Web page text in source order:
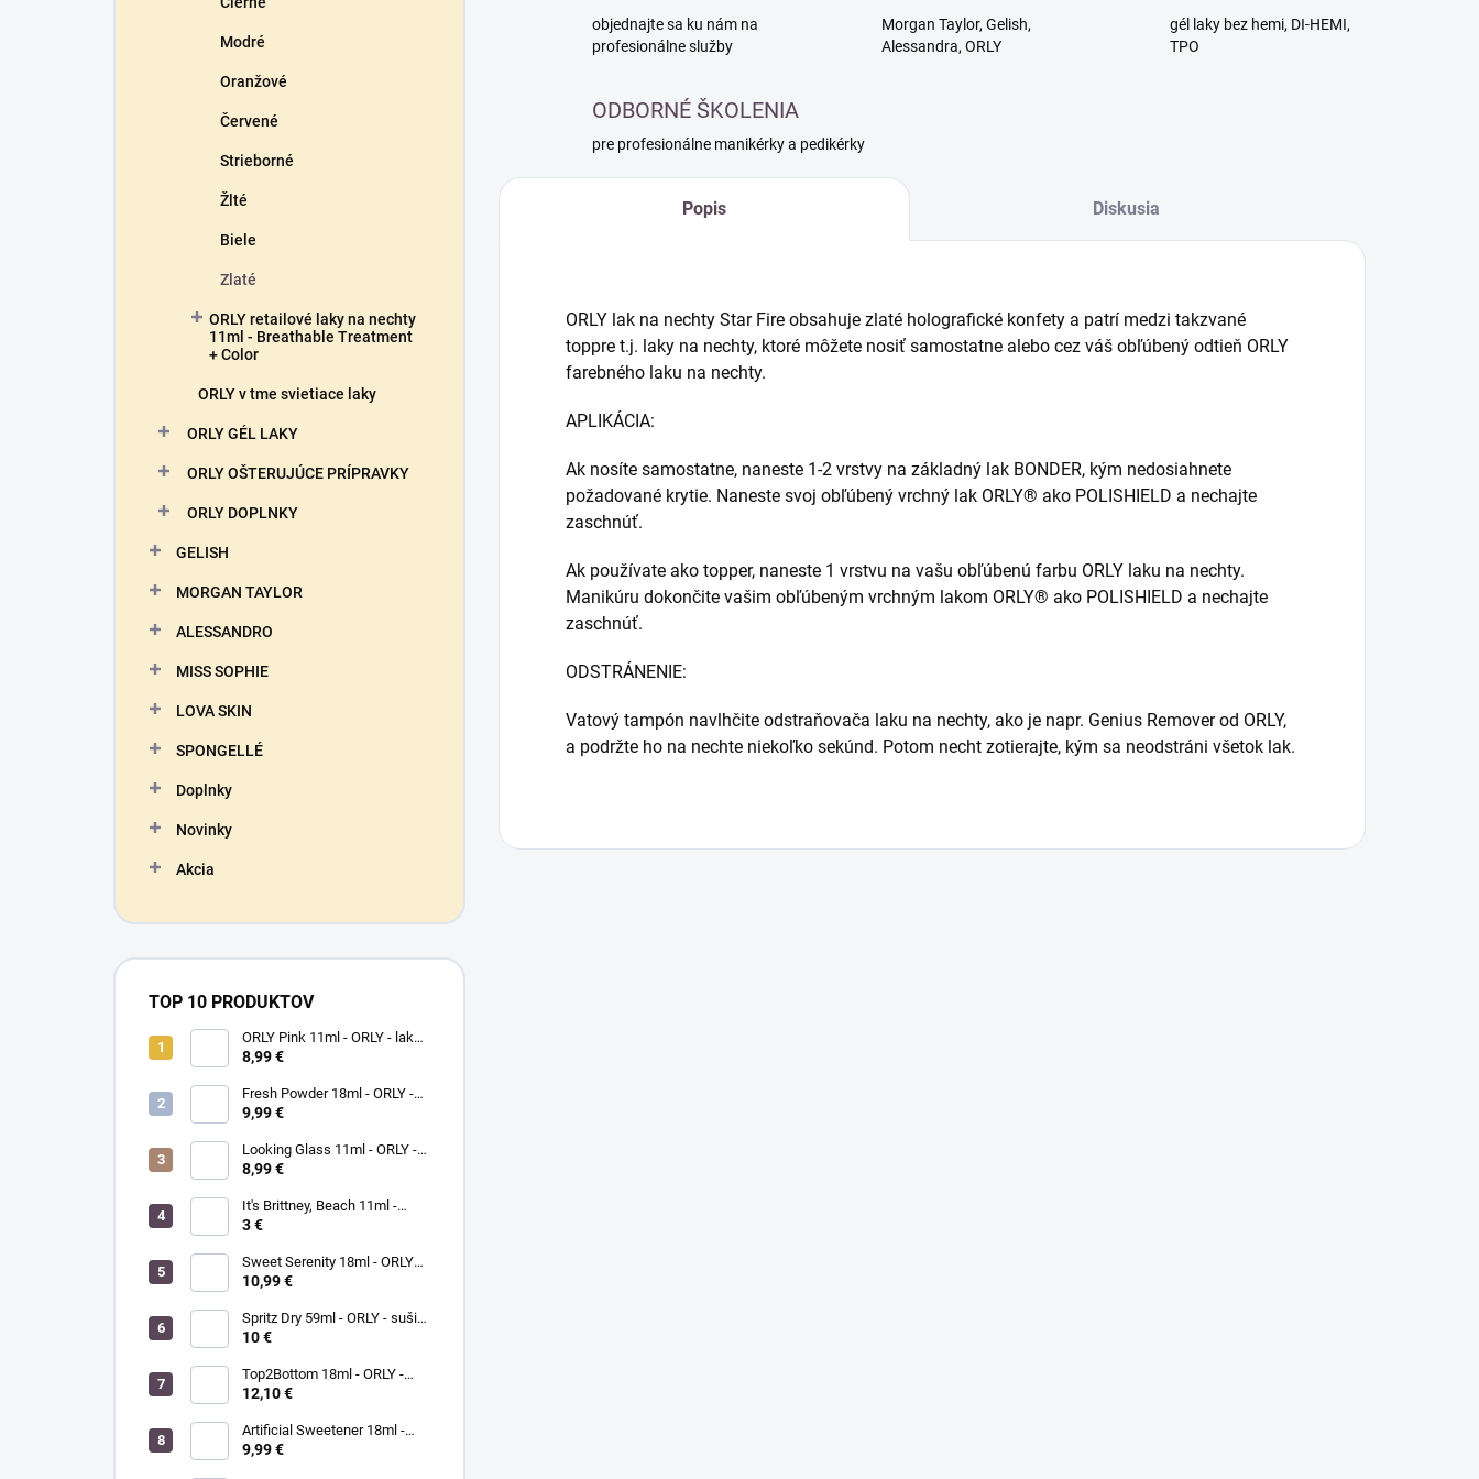
Modré
Oranžové
Červené
Strieborné
Žlté
Biele
Zlaté
ORLY retailové laky na nechty
11ml - Breathable Treatment
+ Color
ORLY v tme svietiace laky
ORLY GÉL LAKY
ORLY OŠTERUJÚCE PRÍPRAVKY
ORLY DOPLNKY
GELISH
MORGAN TAYLOR
ALESSANDRO
MISS SOPHIE
LOVA SKIN
SPONGELLÉ
Doplnky
Novinky
Akcia
TOP 10 PRODUKTOV
ORLY Pink 11ml - ORLY - lak
na nechty
8,99 €
Fresh Powder 18ml - ORLY -
lak na nechty
9,99 €
Looking Glass 11ml - ORLY -
lak na nechty
8,99 €
It's Brittney, Beach 11ml -
ORLY lak na nechty
3 €
Sweet Serenity 18ml - ORLY
BREATHABLE - ošetrujúci
10,99 €
Spritz Dry 59ml - ORLY - sušič
laku na nechty
10 €
Top2Bottom 18ml - ORLY -
podkladový a vrchný lak na
12,10 €
Artificial Sweetener 18ml -
ORLY lak na nechty
9,99 €
objednajte sa ku nám na
profesionálne služby
Morgan Taylor, Gelish,
Alessandra, ORLY
gél laky bez hemi, DI-HEMI,
TPO
ODBORNÉ ŠKOLENIA
pre profesionálne manikérky a pedikérky
Popis Diskusia
ORLY lak na nechty Star Fire obsahuje zlaté holografické konfety a patrí medzi takzvané
toppre t.j. laky na nechty, ktoré môžete nosiť samostatne alebo cez váš obľúbený odtieň ORLY
farebného laku na nechty.
APLIKÁCIA:
Ak nosíte samostatne, naneste 1-2 vrstvy na základný lak BONDER, kým nedosiahnete
požadované krytie. Naneste svoj obľúbený vrchný lak ORLY® ako POLISHIELD a nechajte
zaschnúť.
Ak používate ako topper, naneste 1 vrstvu na vašu obľúbenú farbu ORLY laku na nechty.
Manikúru dokončite vašim obľúbeným vrchným lakom ORLY® ako POLISHIELD a nechajte
zaschnúť.
ODSTRÁNENIE:
Vatový tampón navlhčite odstraňovača laku na nechty, ako je napr. Genius Remover od ORLY,
a podržte ho na nechte niekoľko sekúnd. Potom necht zotierajte, kým sa neodstráni všetok lak.